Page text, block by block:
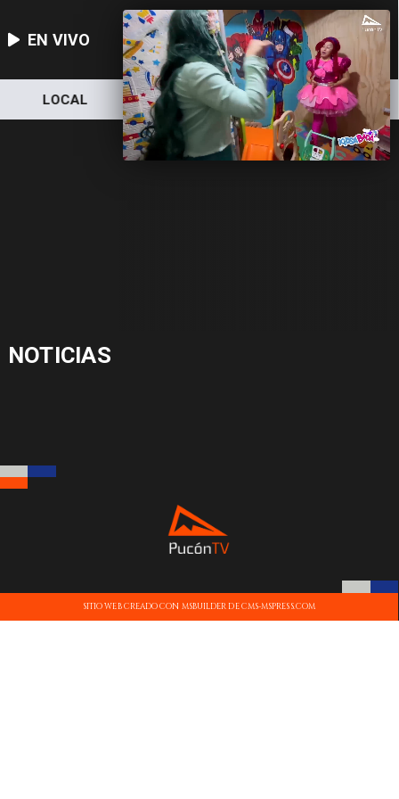
EN VIVO
LOCAL NACIONAL DEPORTES
NOTICIAS
SITIO WEB CREADO CON MSBUILDER DE CMS-MSPRESS.COM